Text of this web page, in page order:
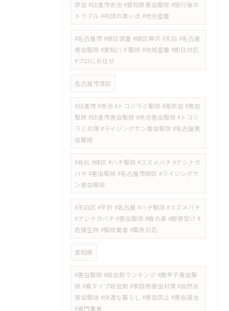
京虫 #日進市赤池 #愛知県害虫駆除 #旅行後の
トラブル #布団の黒い点 #地元密着
#名古屋市 #緑区徳重 #緑区神沢 #天白 #名古屋
害虫駆除 #愛知ハチ駆除 #地域密着 #即日対応
#プロにお任せ
名古屋市港区
#日進市 #赤池 #トコジラミ駆除 #南京虫 #害虫
駆除 #日進市害虫駆除 #赤池害虫駆除 #トコジ
ラミ対策 #ライジングサン害虫駆除 #名古屋害
虫駆除
#有松 #緑区 #ハチ駆除 #スズメバチ #アシナガ
バチ #害虫駆除 #名古屋市緑区 #ライジングサ
ン害虫駆除
#天白区 #平針 #名古屋 #ハチ駆除 #スズメバチ
#アシナガバチ #害虫駆除 #蜂の巣 #郵便受け #
危険生物 #駆除業者 #緊急対応
愛知県
#害虫駆除 #殺虫剤ランキング #唐辛子害虫駆
除 #霧タイプ殺虫剤 #家庭用害虫対策 #自然派
害虫駆除 #快適な暮らし #害虫防止 #害虫退治
#専門業者